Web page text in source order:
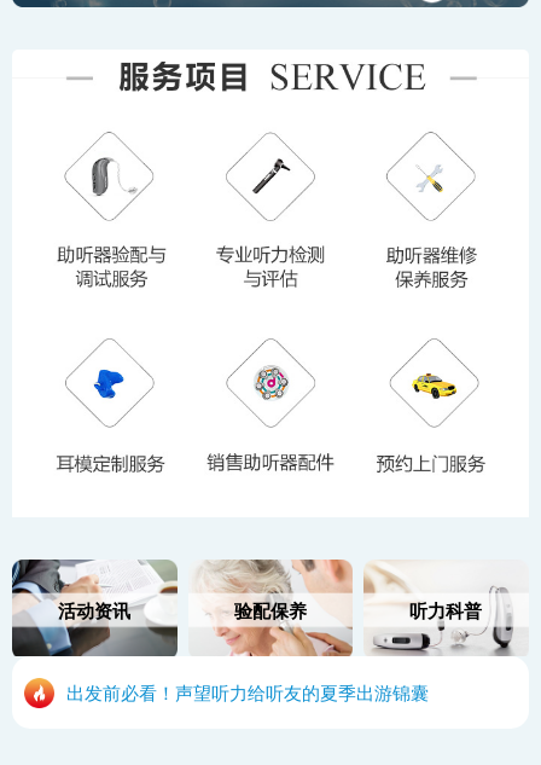
活动资讯 验配保养 听力科普
出发前必看！声望听力给听友的夏季出游锦囊